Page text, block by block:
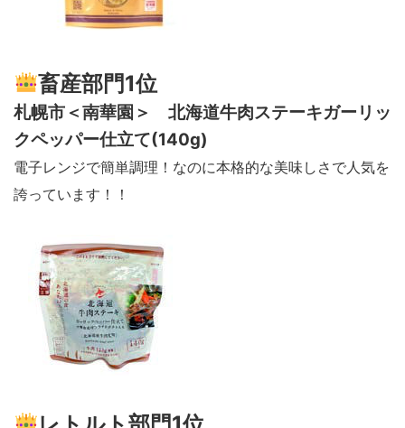
畜産部門1位
札幌市＜南華園＞ 北海道牛肉ステーキガーリッ
クペッパー仕立て(140g)
電子レンジで簡単調理！なのに本格的な美味しさで人気を
誇っています！！